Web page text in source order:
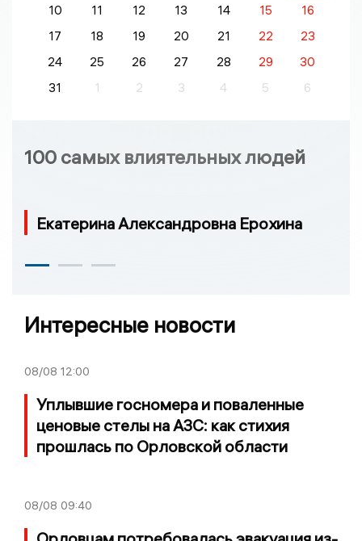
10
11 12 13 14 15
16
17
18 19 20 21 22
23
24
25 26 27 28 29
30
31
1 2 3 4 5 6
100 самых влиятельных людей
Екатерина Александровна Ерохина
Интересные новости
08/08 12:00
Уплывшие госномера и поваленные
ценовые стелы на АЗС: как стихия
прошлась по Орловской области
08/08 09:40